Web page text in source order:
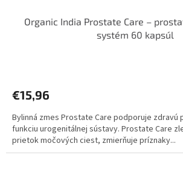
Organic India Prostate Care –
systém 60 kapsúl
€15,96
Bylinná zmes Prostate Care podporuje zdravú
funkciu urogenitálnej sústavy. Prostate Care
prietok močových ciest, zmierňuje príznaky...